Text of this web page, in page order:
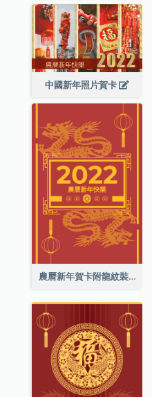
中國新年照片賀卡
農曆新年賀卡附龍紋裝飾